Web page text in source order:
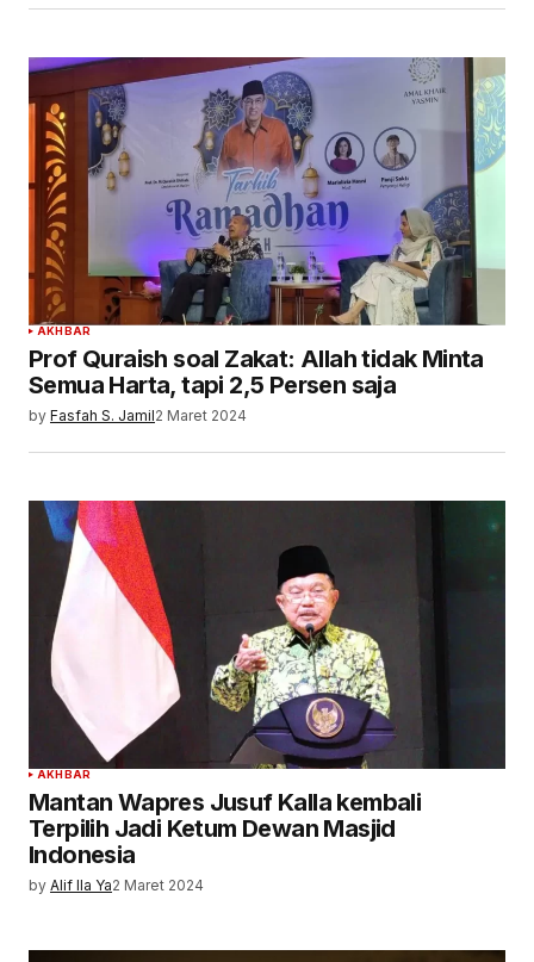
AKHBAR
Prof Quraish soal Zakat: Allah tidak Minta
Semua Harta, tapi 2,5 Persen saja
by Fasfah S. Jamil2 Maret 2024
AKHBAR
Mantan Wapres Jusuf Kalla kembali
Terpilih Jadi Ketum Dewan Masjid
Indonesia
by Alif Ila Ya2 Maret 2024